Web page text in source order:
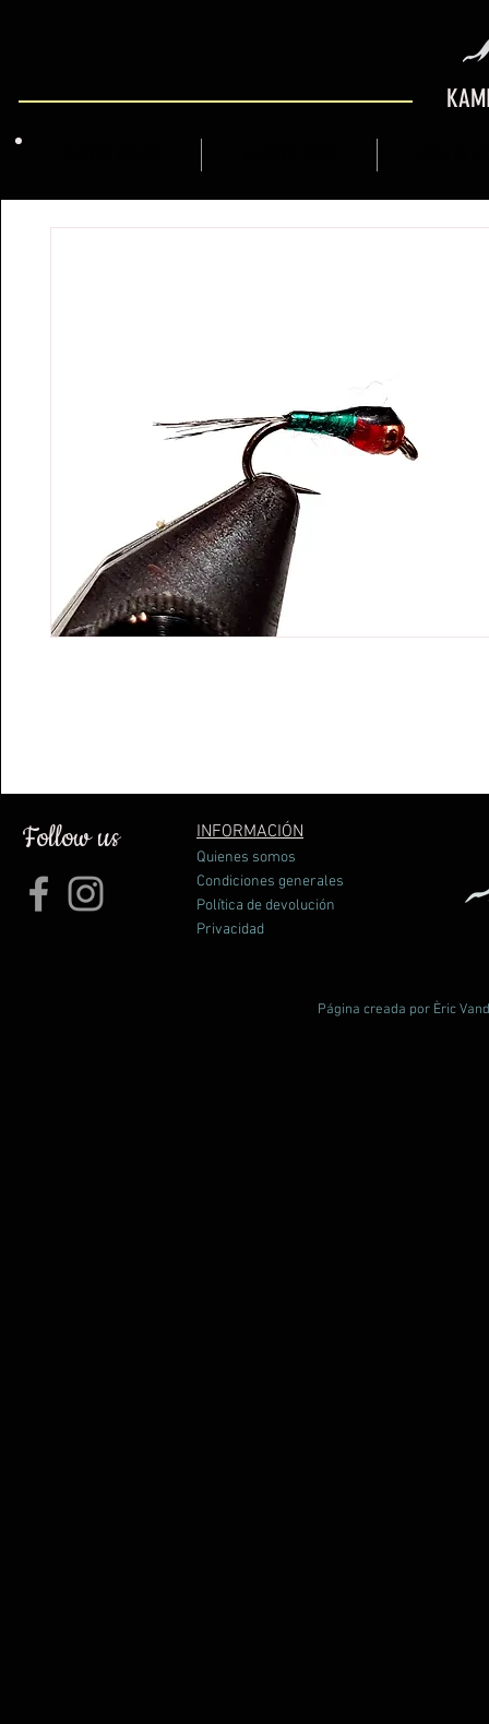
Follow us INFORMACIÓN
Quienes somos
Condiciones generales
Política de devolución
Privacidad
Página creada por Èric